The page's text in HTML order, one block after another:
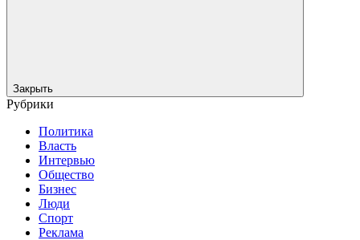
Закрыть
Рубрики
Политика
Власть
Интервью
Общество
Бизнес
Люди
Спорт
Реклама